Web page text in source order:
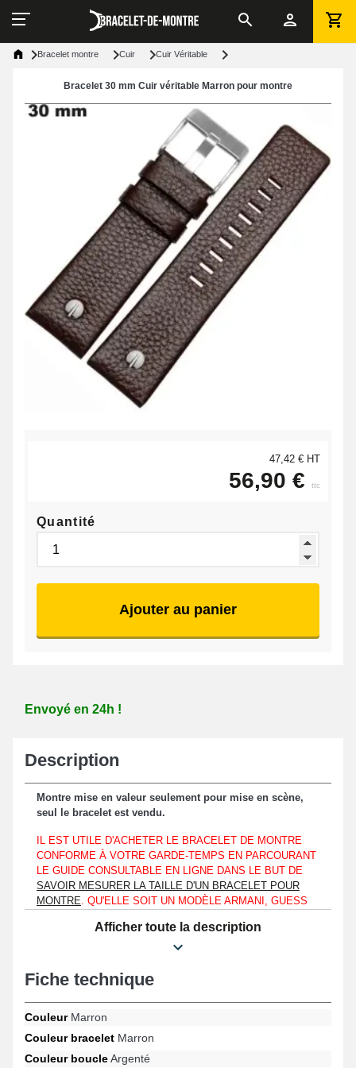
Bracelet montre Cuir Cuir Véritable
Bracelet 30 mm Cuir véritable Marron pour montre
47,42 € HT
56,90 € ttc
Quantité
Ajouter au panier
Envoyé en 24h !
Description
Montre mise en valeur seulement pour mise en scène,
seul le bracelet est vendu.
IL EST UTILE D'ACHETER LE BRACELET DE MONTRE
CONFORME À VOTRE GARDE-TEMPS EN PARCOURANT
LE GUIDE CONSULTABLE EN LIGNE DANS LE BUT DE
SAVOIR MESURER LA TAILLE D'UN BRACELET POUR
MONTRE. QU'ELLE SOIT UN MODÈLE ARMANI, GUESS
MONTRE ADÉQUAT AVEC LE GABARIT DE
L'HORLOGÈRE QUE VOUS DÉTENEZ GRÂCE À CE
Ce produit est adaptable uniquement à un boîtier montre
disposant d'un entrecorne d'une largeur de 30 mm.
appropriée pour le renouvellement d'un bracelet brisé ou
démodé. L'attache ardillon argentée est présentée afin de
Afficher toute la description
Fiche technique
CouleurMarron
Couleur bracelet Marron
Couleur boucleArgenté